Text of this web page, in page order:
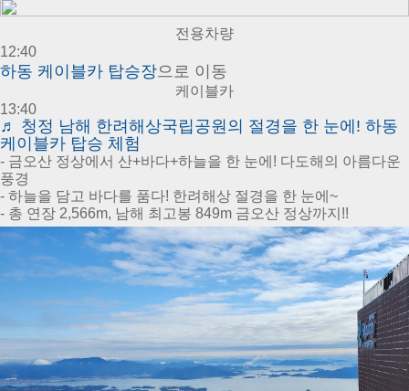
전용차량
12:40
하동 케이블카 탑승장으로 이동
케이블카
13:40
♬ 청정 남해 한려해상국립공원의 절경을 한 눈에! 하동
케이블카 탑승 체험
- 금오산 정상에서 산+바다+하늘을 한 눈에! 다도해의 아름다운
풍경
- 하늘을 담고 바다를 품다! 한려해상 절경을 한 눈에~
- 총 연장 2,566m, 남해 최고봉 849m 금오산 정상까지!!